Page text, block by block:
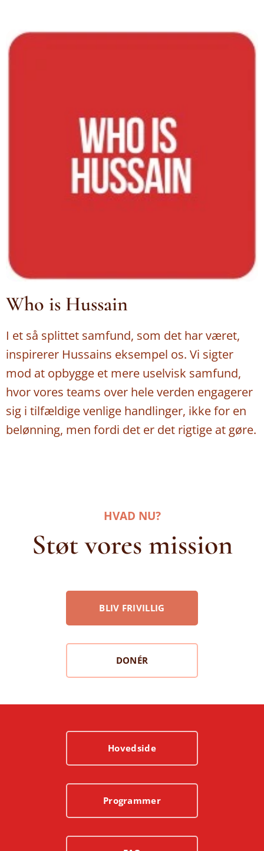
Who is Hussain
I et så splittet samfund, som det har været,
inspirerer Hussains eksempel os. Vi sigter
mod at opbygge et mere uselvisk samfund,
hvor vores teams over hele verden engagerer
sig i tilfældige venlige handlinger, ikke for en
belønning, men fordi det er det rigtige at gøre.
HVAD NU?
Støt vores mission
BLIV FRIVILLIG
DONÉR
Hovedside
Programmer